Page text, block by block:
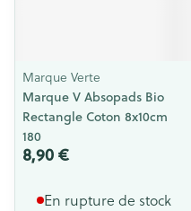
Marque Verte
Marque V Absopads Bio
Rectangle Coton 8x10cm
180
8,90 €
En rupture de stock